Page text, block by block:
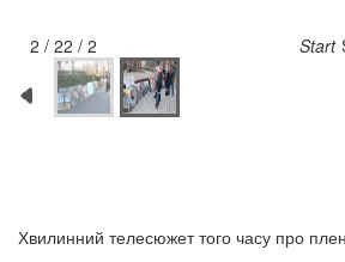
2 / 22 / 2 Start
Хвилинний телесюжет того часу про